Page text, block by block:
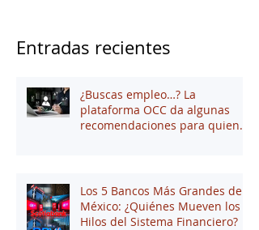
Entradas recientes
¿Buscas empleo…? La
plataforma OCC da algunas
recomendaciones para quienes
Los 5 Bancos Más Grandes de
México: ¿Quiénes Mueven los
Hilos del Sistema Financiero?